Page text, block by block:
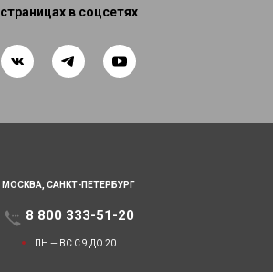
страницах в соцсетях
МОСКВА, САНКТ-ПЕТЕРБУРГ
8 800 333-51-20
ПН — ВС С 9 ДО 20